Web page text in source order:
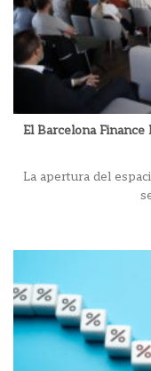
El Barcelona Finance
La apertura del